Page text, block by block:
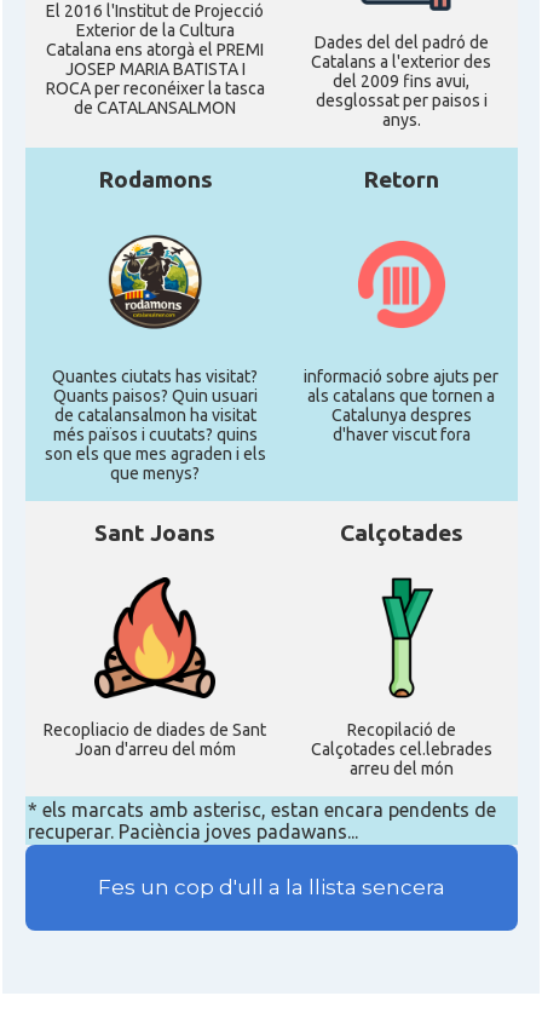
El 2016 l'Institut de Projecció
Exterior de la Cultura
Catalana ens atorgà el PREMI
JOSEP MARIA BATISTA I
ROCA per reconéixer la tasca
de CATALANSALMON
Dades del del padró de
Catalans a l'exterior des
del 2009 fins avui,
desglossat per paisos i
anys.
Rodamons
Quantes ciutats has visitat?
Quants paisos? Quin usuari
de catalansalmon ha visitat
més països i cuutats? quins
son els que mes agraden i els
que menys?
Retorn
informació sobre ajuts per
als catalans que tornen a
Catalunya despres
d'haver viscut fora
Sant Joans
Recopliacio de diades de Sant
Joan d'arreu del móm
Calçotades
Recopilació de
Calçotades cel.lebrades
arreu del món
* els marcats amb asterisc, estan encara pendents de
recuperar. Paciència joves padawans...
Fes un cop d'ull a la llista sencera